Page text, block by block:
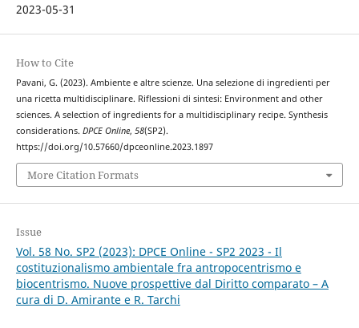
2023-05-31
How to Cite
Pavani, G. (2023). Ambiente e altre scienze. Una selezione di ingredienti per
una ricetta multidisciplinare. Riflessioni di sintesi: Environment and other
sciences. A selection of ingredients for a multidisciplinary recipe. Synthesis
considerations. DPCE Online, 58(SP2).
https://doi.org/10.57660/dpceonline.2023.1897
More Citation Formats
Issue
Vol. 58 No. SP2 (2023): DPCE Online - SP2 2023 - Il
costituzionalismo ambientale fra antropocentrismo e
biocentrismo. Nuove prospettive dal Diritto comparato – A
cura di D. Amirante e R. Tarchi